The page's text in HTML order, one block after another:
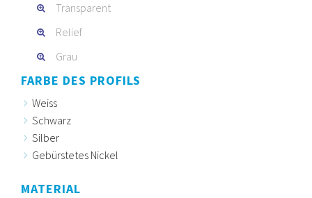
Transparent
Relief
Grau
FARBE DES PROFILS
Weiss
Schwarz
Silber
Gebürstetes Nickel
MATERIAL